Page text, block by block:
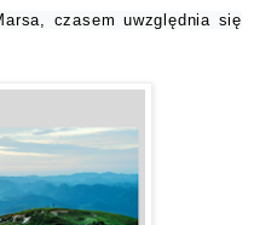
czasem uwzględnia się